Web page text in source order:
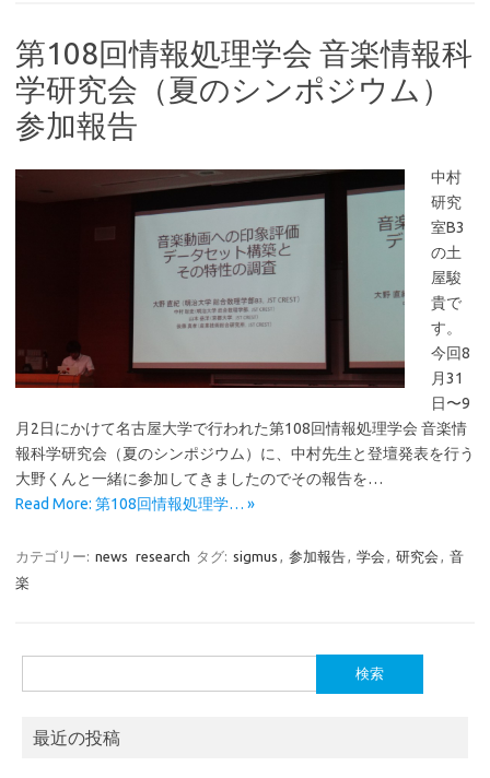
第108回情報処理学会 音楽情報科
学研究会（夏のシンポジウム）
参加報告
中村
研究
室B3
の土
屋駿
貴で
す。
今回8
月31
日〜9
月2日にかけて名古屋大学で行われた第108回情報処理学会 音楽情
報科学研究会（夏のシンポジウム）に、中村先生と登壇発表を行う
大野くんと一緒に参加してきましたのでその報告を…
Read More: 第108回情報処理学… »
カテゴリー: news research タグ: sigmus , 参加報告, 学会 , 研究会 , 音
楽
索:
最近の投稿